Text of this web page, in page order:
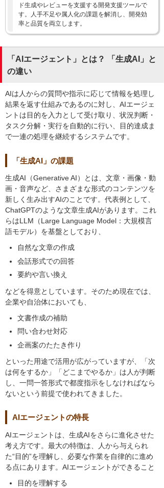
ド生成やレビューを支援する開発支援ツールで
す。人手不足や属人化の課題を解消し、開発効
率と品質を両立します。
「AIエージェント」とは？ 「生成AI」と
の違い
AIは人からの質問や指示に応じて情報を処理し
結果を返す仕組みであるのに対し、AIエージェ
ントは目的を入力として受け取り、状況判断・
タスク分解・実行を自動的に行い、目的達成ま
で一連の処理を継続するシステムです。
「生成AI」の課題
生成AI（Generative AI）とは、文章・画像・動
画・音声など、さまざまな形式のコンテンツを
新しく生み出すAIのことです。代表例として、
ChatGPTのような文章生成AIがあります。これ
らはLLM（Large Language Model：大規模言
語モデル）を基盤としており、
自然な文章の作成
会話形式での回答
要約や言い換え
などを得意としています。そのため現在では、
企業や自治体においても、
文書作成の補助
問い合わせ対応
企画案のたたき作り
といった用途で活用が広がっていますが、「次
は何をするか」「どこまでやるか」は人が判断
し、一問一答形式で都度指示をしなければなら
ないという前提で使われてきました。
AIエージェントの特長
AIエージェントは、生成AIをさらに進化させた
考え方です。最大の特徴は、人から与えられ
た“目的”を理解し、必要な作業を自律的に進め
る点にあります。AIエージェントができること
目的を理解する